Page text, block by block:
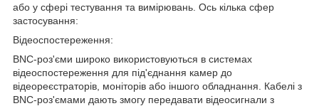
або у сфері тестування та вимірювань. Ось кілька сфер
застосування:
Відеоспостереження:
BNC-роз'єми широко використовуються в системах
відеоспостереження для під'єднання камер до
відеореєстраторів, моніторів або іншого обладнання. Кабелі з
BNC-роз'ємами дають змогу передавати відеосигнали з